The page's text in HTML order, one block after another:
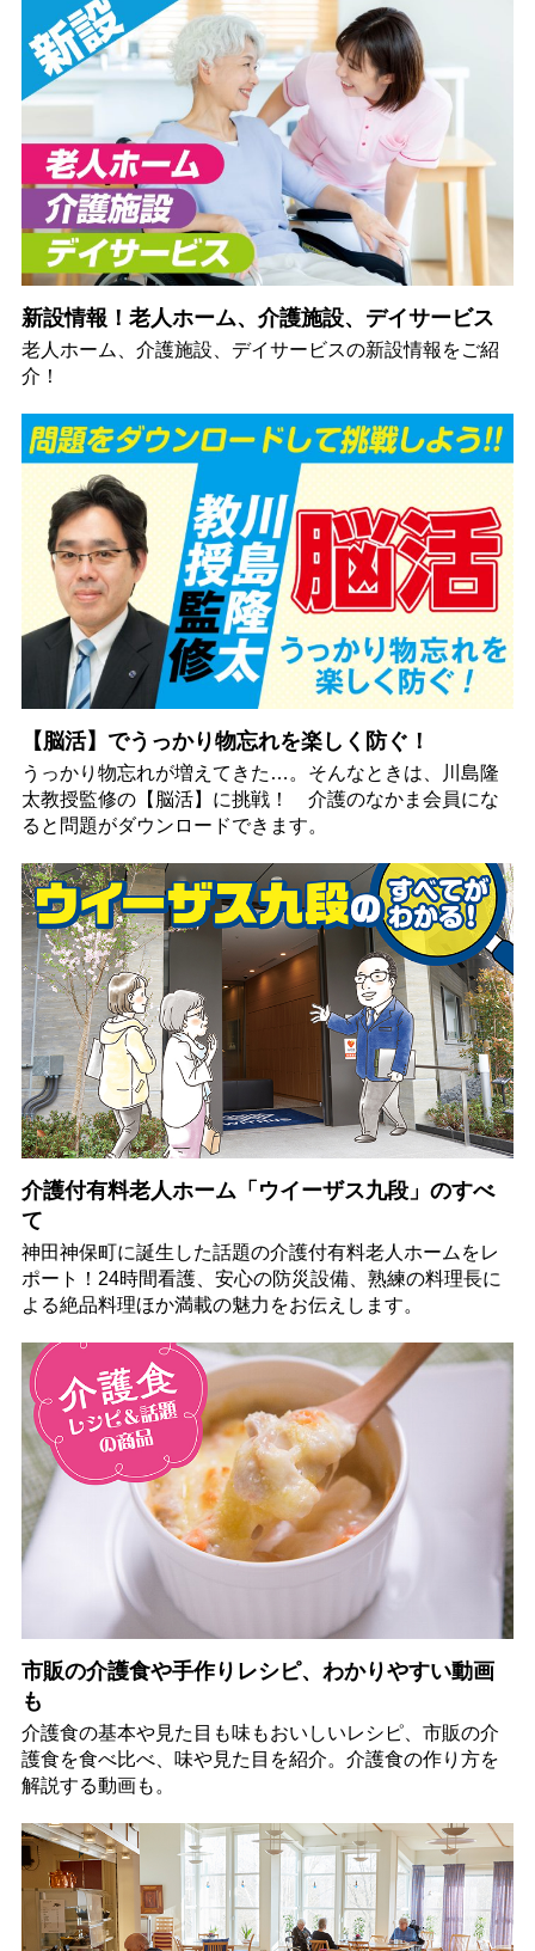
新設情報！老人ホーム、介護施設、デイサービス
老人ホーム、介護施設、デイサービスの新設情報をご紹
介！
【脳活】でうっかり物忘れを楽しく防ぐ！
うっかり物忘れが増えてきた…。そんなときは、川島隆
太教授監修の【脳活】に挑戦！ 介護のなかま会員にな
ると問題がダウンロードできます。
介護付有料老人ホーム「ウイーザス九段」のすべ
て
神田神保町に誕生した話題の介護付有料老人ホームをレ
ポート！24時間看護、安心の防災設備、熟練の料理長に
よる絶品料理ほか満載の魅力をお伝えします。
市販の介護食や手作りレシピ、わかりやすい動画
も
介護食の基本や見た目も味もおいしいレシピ、市販の介
護食を食べ比べ、味や見た目を紹介。介護食の作り方を
解説する動画も。